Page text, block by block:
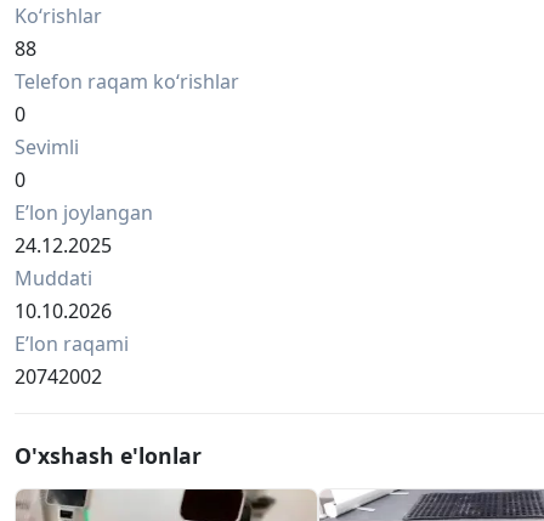
🇫🇷 Fransiyada ishlab chiqarilgan
Texnik xususiyatlari:
▪️ Dosatron D25RE5 – dozalash diapazoni 1–5%
Ko‘rishlar
88
Telefon raqam ko‘rishlar
0
Sevimli
0
Eʼlon joylangan
24.12.2025
Muddati
10.10.2026
Eʼlon raqami
20742002
O'xshash e'lonlar